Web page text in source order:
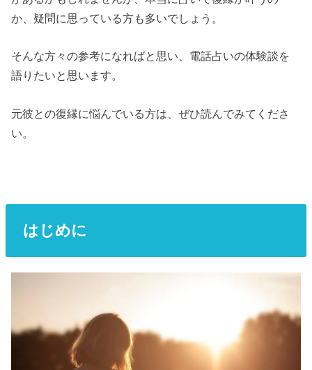
か、疑問に思っている方も多いでしょう。
そんな方々の参考になればと思い、電話占いの体験談を
語りたいと思います。
元彼との復縁に悩んでいる方は、ぜひ読んでみてくださ
い。
はじめに